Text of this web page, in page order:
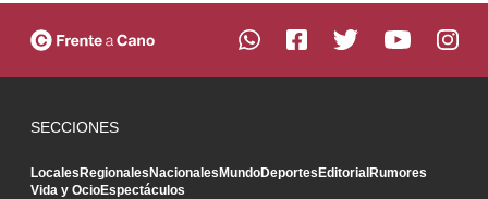
SECCIONES
LocalesRegionalesNacionalesMundoDeportesEditorialRumores
Vida y OcioEspectáculos